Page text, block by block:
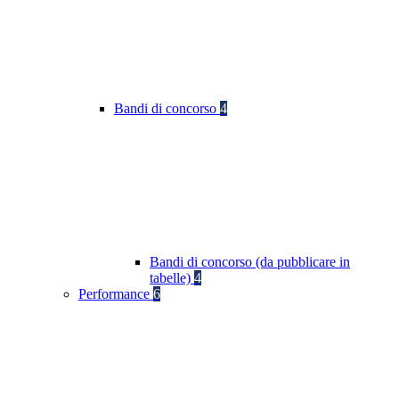
Bandi di concorso 4
Bandi di concorso (da pubblicare in
tabelle) 4
Performance 6